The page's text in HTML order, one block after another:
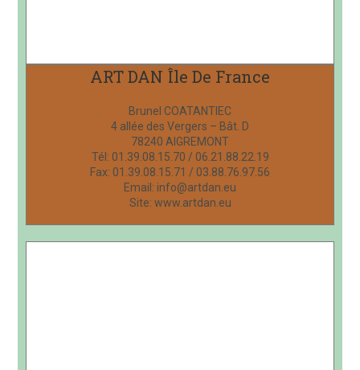
ART DAN Île De France
Brunel COATANTIEC
4 allée des Vergers – Bât. D
78240 AIGREMONT
Tél: 01.39.08.15.70 / 06.21.88.22.19
Fax: 01.39.08.15.71 / 03.88.76.97.56
Email: info@artdan.eu
Site: www.artdan.eu